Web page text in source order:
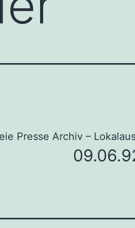
Presse Archiv –